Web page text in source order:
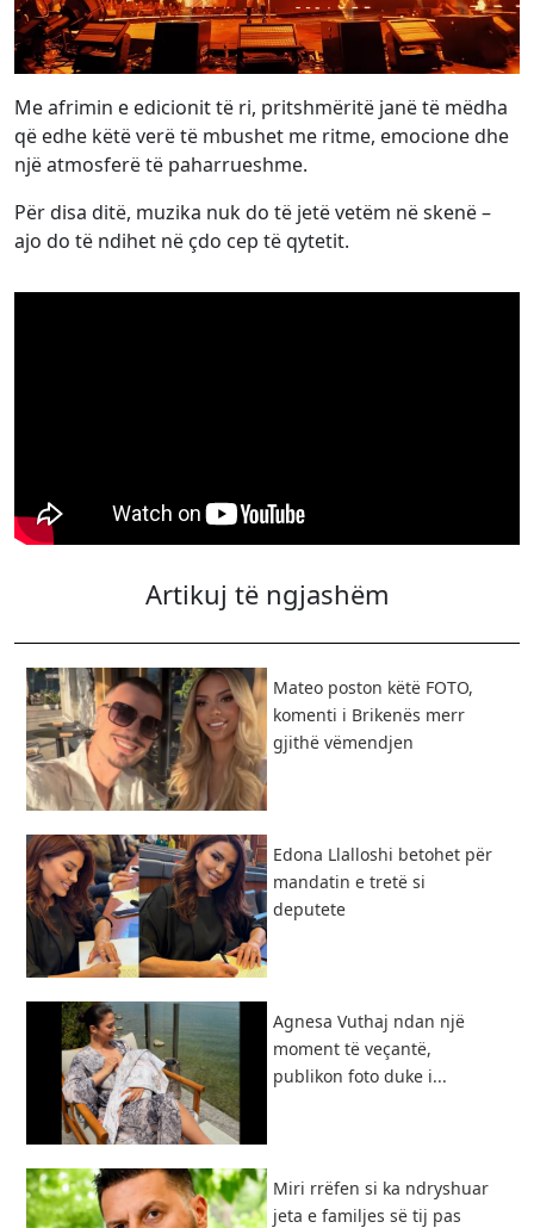
Me afrimin e edicionit të ri, pritshmëritë janë të mëdha
që edhe këtë verë të mbushet me ritme, emocione dhe
një atmosferë të paharrueshme.
Për disa ditë, muzika nuk do të jetë vetëm në skenë –
ajo do të ndihet në çdo cep të qytetit.
Artikuj të ngjashëm
Mateo poston këtë FOTO,
komenti i Brikenës merr
gjithë vëmendjen
Edona Llalloshi betohet për
mandatin e tretë si
deputete
Agnesa Vuthaj ndan një
moment të veçantë,
publikon foto duke i...
Miri rrëfen si ka ndryshuar
jeta e familjes së tij pas